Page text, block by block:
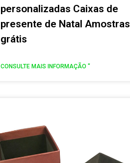
personalizadas Caixas de
presente de Natal Amostras
grátis
CONSULTE MAIS INFORMAÇÃO "